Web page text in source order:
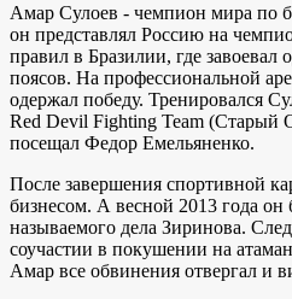
Амар Сулоев - чемпион мира по
он представлял Россию на
правил в Бразилии, где завоевал
поясов. На профессиональной
одержал победу. Тренировался
Red Devil Fighting Team (Старый
посещал Федор Емельяненко.
После завершения спортивной
бизнесом. А весной 2013 года он
называемого дела Зиринова.
соучастии в покушении на
Амар все обвинения отвергал и